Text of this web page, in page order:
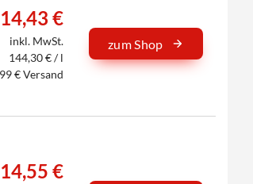
14,43 €
inkl. MwSt.
144,30 € / l
€ Versand
zum Shop
14,55 €